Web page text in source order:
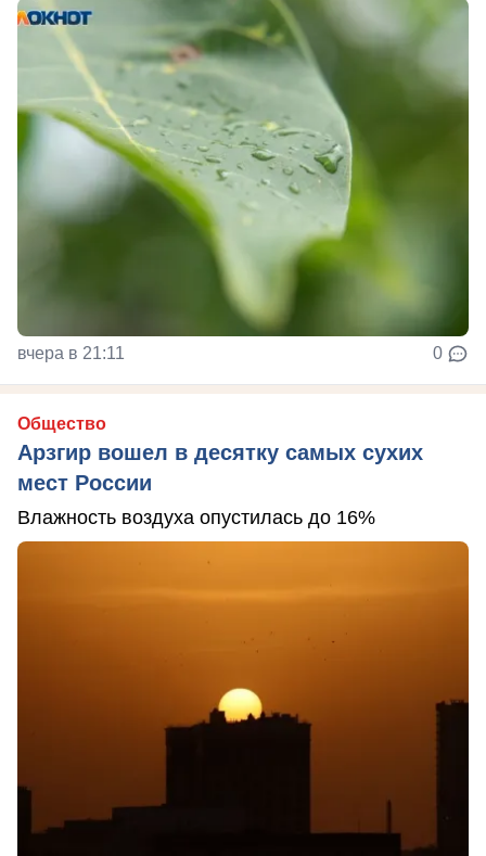
вчера в 21:11 0
Общество
Арзгир вошел в десятку самых сухих
мест России
Влажность воздуха опустилась до 16%